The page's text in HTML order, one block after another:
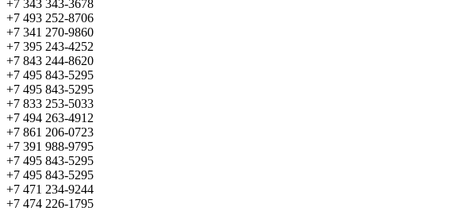
+7 343 343-3678
+7 493 252-8706
+7 341 270-9860
+7 395 243-4252
+7 843 244-8620
+7 495 843-5295
+7 495 843-5295
+7 833 253-5033
+7 494 263-4912
+7 861 206-0723
+7 391 988-9795
+7 495 843-5295
+7 495 843-5295
+7 471 234-9244
+7 474 226-1795